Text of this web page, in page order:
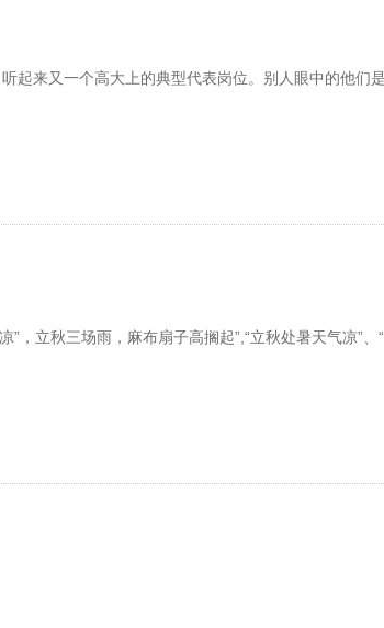
来又一个高大上的典型代表岗位。别人眼中的他们
，立秋三场雨，麻布扇子高搁起”,“立秋处暑天气凉”、